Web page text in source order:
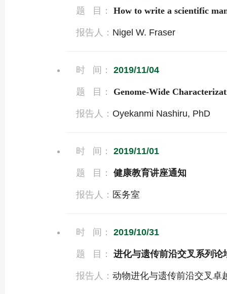
题 目： How to write a scientific
报告人： Nigel W. Fraser
时 间： 2019/11/04
题 目： Genome-Wide
报告人： Oyekanmi Nashiru, PhD
时 间： 2019/11/01
题 目： 健康教育讲座通知
报告人： 医务室
时 间： 2019/10/31
题 目： 进化与遗传前沿交叉系列论
报告人： 动物进化与遗传前沿交叉卓